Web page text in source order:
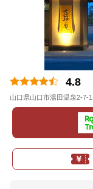
4.8
山口県山口市湯田温泉2-7-1